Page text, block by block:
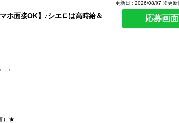
面接OK】♪シエロは高時給＆
更新日：2026/08/07 ※更新
応募画
+゜
）★